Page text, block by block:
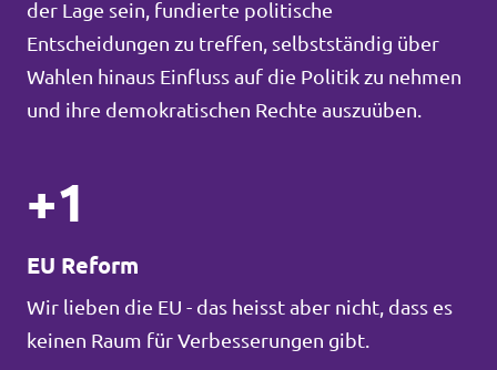
der Lage sein, fundierte politische
Entscheidungen zu treffen, selbstständig über
Wahlen hinaus Einfluss auf die Politik zu nehmen
und ihre demokratischen Rechte auszuüben.
+1
EU Reform
Wir lieben die EU - das heisst aber nicht, dass es
keinen Raum für Verbesserungen gibt.